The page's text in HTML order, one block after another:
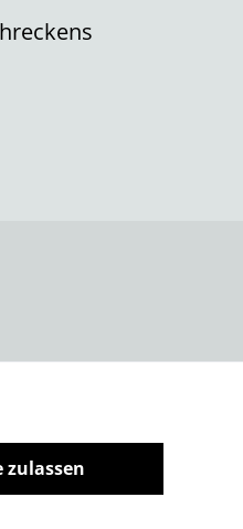
zulassen